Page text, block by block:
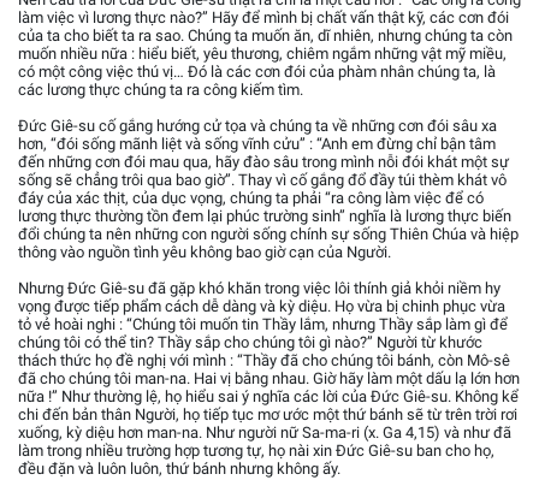
làm việc vì lương thực nào?” Hãy để mình bị chất vấn thật kỹ, các cơn đói
của ta cho biết ta ra sao. Chúng ta muốn ăn, dĩ nhiên, nhưng chúng ta còn
muốn nhiều nữa : hiểu biết, yêu thương, chiêm ngắm những vật mỹ miều,
có một công việc thú vị… Đó là các cơn đói của phàm nhân chúng ta, là
các lương thực chúng ta ra công kiếm tìm.
Đức Giê-su cố gắng hướng cử tọa và chúng ta về những cơn đói sâu xa
hơn, “đói sống mãnh liệt và sống vĩnh cửu” : “Anh em đừng chỉ bận tâm
đến những cơn đói mau qua, hãy đào sâu trong mình nỗi đói khát một sự
sống sẽ chẳng trôi qua bao giờ”. Thay vì cố gắng đổ đầy túi thèm khát vô
đáy của xác thịt, của dục vọng, chúng ta phải “ra công làm việc để có
lương thực thường tồn đem lại phúc trường sinh” nghĩa là lương thực biến
đổi chúng ta nên những con người sống chính sự sống Thiên Chúa và hiệp
thông vào nguồn tình yêu không bao giờ cạn của Người.
Nhưng Đức Giê-su đã gặp khó khăn trong việc lôi thính giả khỏi niềm hy
vọng được tiếp phẩm cách dễ dàng và kỳ diệu. Họ vừa bị chinh phục vừa
tỏ vẻ hoài nghi : “Chúng tôi muốn tin Thầy lắm, nhưng Thầy sắp làm gì để
chúng tôi có thể tin? Thầy sắp cho chúng tôi gì nào?” Người từ khước
thách thức họ đề nghị với mình : “Thầy đã cho chúng tôi bánh, còn Mô-sê
đã cho chúng tôi man-na. Hai vị bằng nhau. Giờ hãy làm một dấu lạ lớn hơn
nữa !” Như thường lệ, họ hiểu sai ý nghĩa các lời của Đức Giê-su. Không kể
chi đến bản thân Người, họ tiếp tục mơ ước một thứ bánh sẽ từ trên trời rơi
xuống, kỳ diệu hơn man-na. Như người nữ Sa-ma-ri (x. Ga 4,15) và như đã
làm trong nhiều trường hợp tương tự, họ nài xin Đức Giê-su ban cho họ,
đều đặn và luôn luôn, thứ bánh nhưng không ấy.